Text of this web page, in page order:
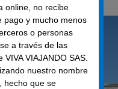
online, no recibe
pago y mucho menos
o personas
a través de las
VIAJANDO SAS.
nuestro nombre
hecho que se